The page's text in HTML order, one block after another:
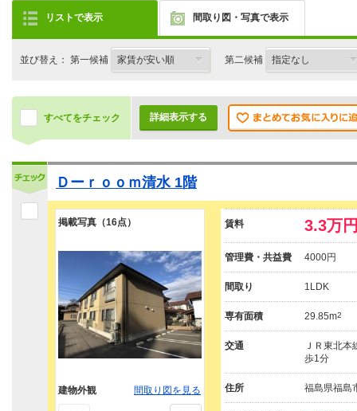
リストで表示 間取り図・写真で表示
並び替え： 第一候補 第二候補
すべてをチェック 詳細表示する
Ｄーｒｏｏｍ清水 1階
掲載写真（16点）
建物外観 間取り図を見る
賃料 3.3万
管理費・共益費 4000円
間取り 1LDK
専有面積 29.85m2
交通
ＪＲ東北
歩1分
住所 福島県福島